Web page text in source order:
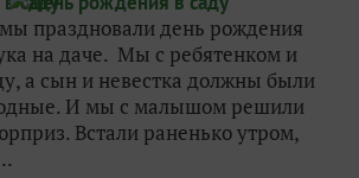
праздновали день рождения
на даче. Мы с ребятенком и
а сын и невестка должны были
И мы с малышом решили
Встали раненько утром,